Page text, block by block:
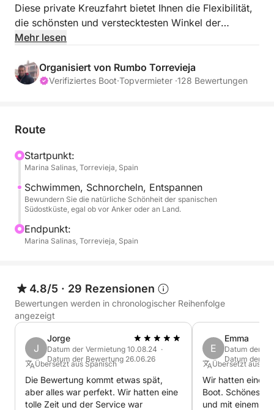
Diese private Kreuzfahrt bietet Ihnen die Flexibilität,
die schönsten und verstecktesten Winkel der
südlichen Costa Blanca zu erkunden.
Von der Marina Salinas in Torrevieja aus geht es zu
einer Auswahl idyllischer Buchten, die man nur vom
Küstenlandschaften fernab der Touristenmassen.
einfach in der Sonne entspannen – in einer intimen
und natürlichen Umgebung.
Diese Tour ist ideal für alle, die den üblichen
Touristenpfaden entfliehen und die Costa Blanca aus
der Perspektive der Einheimischen erleben möchten.
Genießen Sie die Ruhe und Schönheit ihrer
Die Reise gehört ganz Ihnen: Bestimmen Sie Ihr
Tempo, bringen Sie Ihre eigenen Snacks und
Getränke mit und lassen Sie sich vom Mittelmeer
verzaubern.
Mehr lesen
Organisiert von Rumbo Torrevieja
Verifiziertes Boot·Topvermieter ·128 Bewertungen
Route
Startpunkt:
Marina Salinas, Torrevieja, Spain
Schwimmen, Schnorcheln, Entspannen
Bewundern Sie die natürliche Schönheit der spanischen
Südostküste, egal ob vor Anker oder an Land.
Endpunkt:
Marina Salinas, Torrevieja, Spain
4.8/5 · 29 Rezensionen
Bewertungen werden in chronologischer Reihenfolge
angezeigt
J
Jorge
Datum der Vermietung 10.08.24 ·
Datum der Bewertung 26.06.26
Übersetzt aus Spanisch
Die Bewertung kommt etwas spät,
aber alles war perfekt. Wir hatten eine
tolle Zeit und der Service war
E
Emma
Datum der
Datum der
Übersetzt aus
Wir hatten einen
Boot. Schönes
und mit einem